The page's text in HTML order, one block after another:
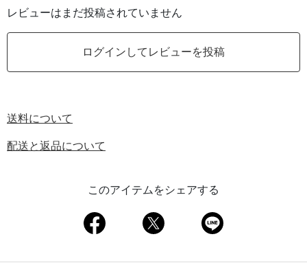
レビューはまだ投稿されていません
ログインしてレビューを投稿
送料について
配送と返品について
このアイテムをシェアする